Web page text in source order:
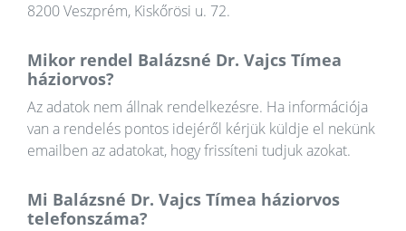
8200 Veszprém, Kiskőrösi u. 72.
Mikor rendel Balázsné Dr. Vajcs Tímea
háziorvos?
Az adatok nem állnak rendelkezésre. Ha információja
van a rendelés pontos idejéről kérjük küldje el nekünk
emailben az adatokat, hogy frissíteni tudjuk azokat.
Mi Balázsné Dr. Vajcs Tímea háziorvos
telefonszáma?